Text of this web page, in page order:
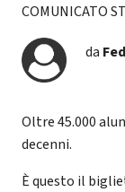
COMUNICATO
da
Oltre 45.000
decenni.
È questo il